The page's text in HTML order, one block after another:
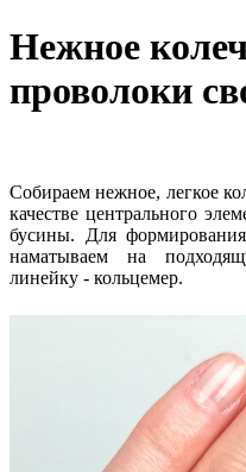
Нежное
проволоки
Собираем нежное, легкое
качестве центрального
бусины. Для
наматываем на
линейку - кольцемер.